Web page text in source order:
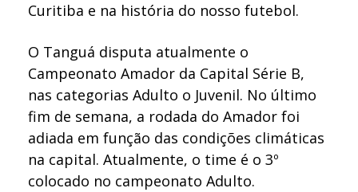
Curitiba e na história do nosso futebol.
O Tanguá disputa atualmente o
Campeonato Amador da Capital Série B,
nas categorias Adulto o Juvenil. No último
fim de semana, a rodada do Amador foi
adiada em função das condições climáticas
na capital. Atualmente, o time é o 3º
colocado no campeonato Adulto.